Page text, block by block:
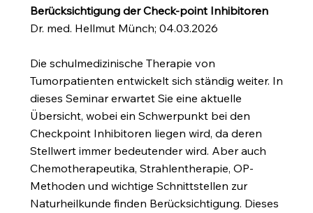
Berücksichtigung der Check-point Inhibitoren
Dr. med. Hellmut Münch; 04.03.2026
Die schulmedizinische Therapie von
Tumorpatienten entwickelt sich ständig weiter. In
dieses Seminar erwartet Sie eine aktuelle
Übersicht, wobei ein Schwerpunkt bei den
Checkpoint Inhibitoren liegen wird, da deren
Stellwert immer bedeutender wird. Aber auch
Chemotherapeutika, Strahlentherapie, OP-
Methoden und wichtige Schnittstellen zur
Naturheilkunde finden Berücksichtigung. Dieses